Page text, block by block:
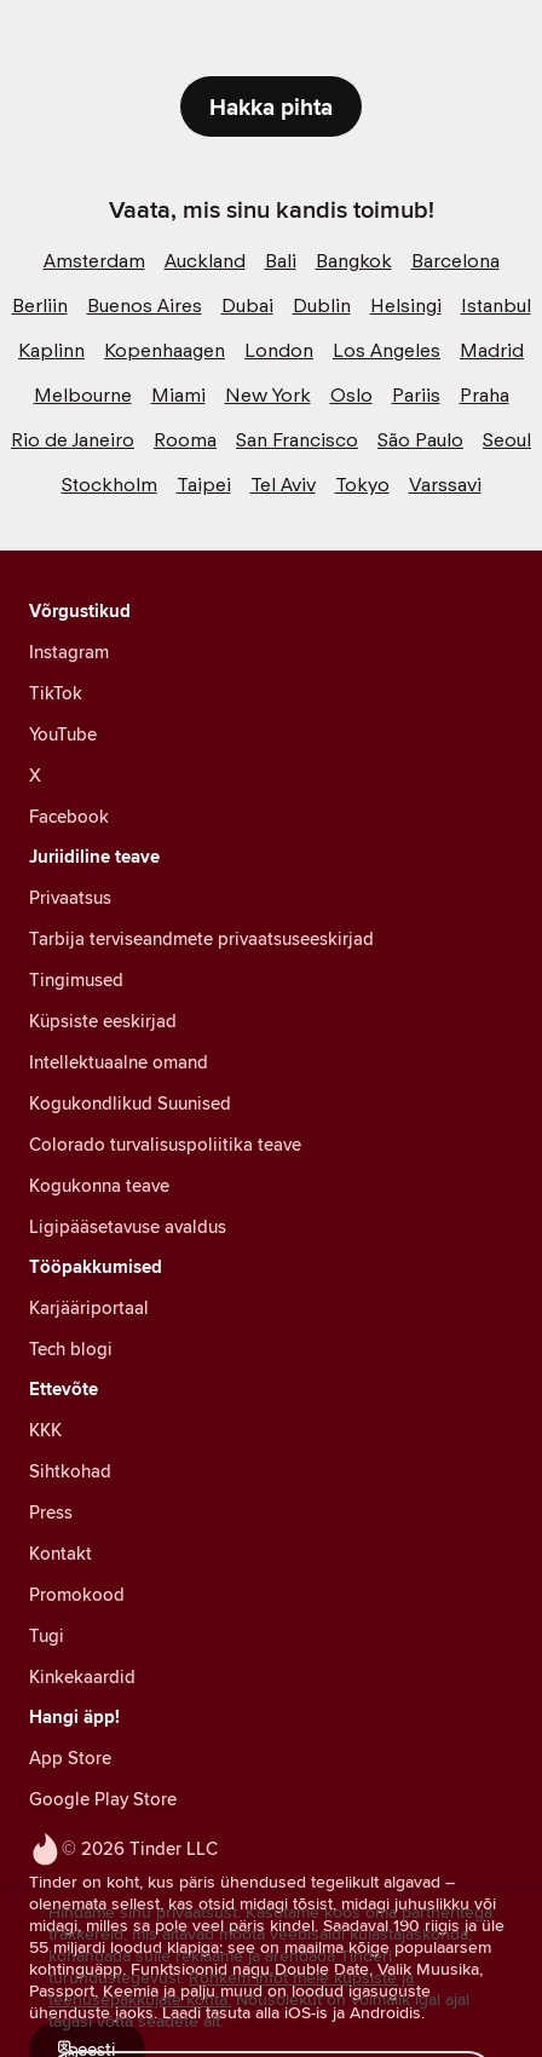
Hakka pihta
Vaata, mis sinu kandis toimub!
Amsterdam Auckland Bali Bangkok
Barcelona
Berliin
Buenos Aires Dubai Dublin Helsingi
Istanbul
Kaplinn
Kopenhaagen London Los Angeles
Madrid
Melbourne
Miami New York Oslo Pariis
Praha
Rio de Janeiro
Rooma San Francisco São Paulo
Seoul
Stockholm
Taipei Tel Aviv Tokyo Varssavi
© 2026 Tinder LLC
Tinder on koht, kus päris ühendused tegelikult algavad –
olenemata sellest, kas otsid midagi tõsist, midagi juhuslikku või
midagi, milles sa pole veel päris kindel. Saadaval 190 riigis ja üle
55 miljardi loodud klapiga: see on maailma kõige populaarsem
kohtinguäpp. Funktsioonid nagu Double Date, Valik Muusika,
Passport, Keemia ja palju muud on loodud igasuguste
ühenduste jaoks. Laadi tasuta alla iOS-is ja Androidis.
eesti
Võrgustikud
Instagram
TikTok
YouTube
X
Facebook
Juriidiline teave
Privaatsus
Tarbija terviseandmete privaatsuseeskirjad
Tingimused
Küpsiste eeskirjad
Intellektuaalne omand
Kogukondlikud Suunised
Colorado turvalisuspoliitika teave
Kogukonna teave
Ligipääsetavuse avaldus
Tööpakkumised
Karjääriportaal
Tech blogi
Ettevõte
KKK
Sihtkohad
Press
Kontakt
Promokood
Tugi
Kinkekaardid
Hangi äpp!
App Store
Google Play Store
Hindame sinu privaatsust. Kasutame koos oma partneritega
träkkereid, mis aitavad mõõta veebisaidi külastajaskonda,
kohandada sulle reklaame ja arendada Tinderi
turundustegevusi. Rohkem infot meie küpsiste ja
teenusepakkujate kohta. Nõusolekut on võimalik igal ajal
tagasi võtta seadete alt.